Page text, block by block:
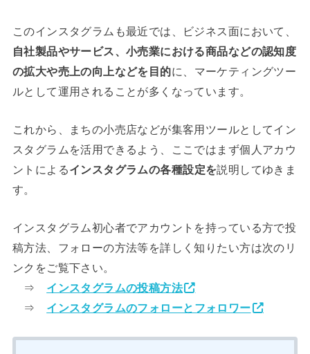
このインスタグラムも最近では、ビジネス面において、
自社製品やサービス、小売業における商品などの認知度
の拡大や売上の向上などを目的に、マーケティングツー
ルとして運用されることが多くなっています。
これから、まちの小売店などが集客用ツールとしてイン
スタグラムを活用できるよう、ここではまず個人アカウ
ントによるインスタグラムの各種設定を説明してゆきま
す。
インスタグラム初心者でアカウントを持っている方で投
稿方法、フォローの方法等を詳しく知りたい方は次のリ
ンクをご覧下さい。
⇒ インスタグラムの投稿方法
⇒ インスタグラムのフォローとフォロワー